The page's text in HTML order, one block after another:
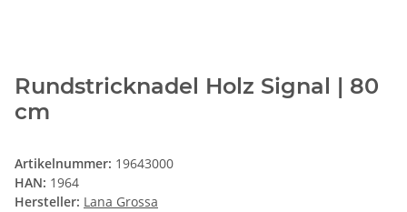
Rundstricknadel Holz Signal | 80
cm
Artikelnummer: 19643000
HAN: 1964
Hersteller: Lana Grossa